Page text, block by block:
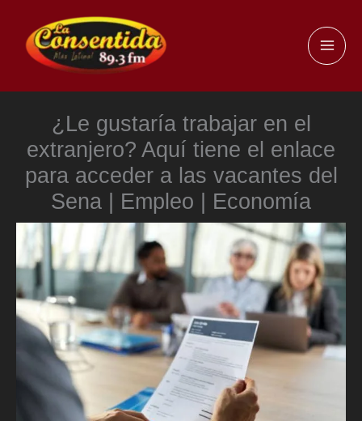
contenido
¿Le gustaría trabajar en el
extranjero? Aquí tiene el enlace
para acceder a las vacantes del
Sena | Empleo | Economía